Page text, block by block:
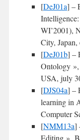
[DeJ01a] –
WI’2001),
City,
[DeJ01b] –
Ontology »,
USA, july
[DJS04a] –
learning in
Computer
[NMM13a]
Editing »,